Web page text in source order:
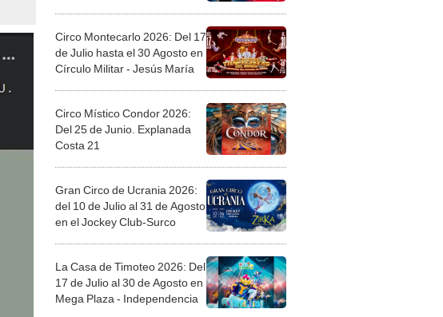
Circo Montecarlo 2026: Del 17
de Julio hasta el 30 Agosto en
Círculo Militar - Jesús María
Circo Místico Condor 2026:
Del 25 de Junio. Explanada
Costa 21
Gran Circo de Ucrania 2026:
del 10 de Julio al 31 de Agosto
en el Jockey Club-Surco
La Casa de Timoteo 2026: Del
17 de Julio al 30 de Agosto en
Mega Plaza - Independencia